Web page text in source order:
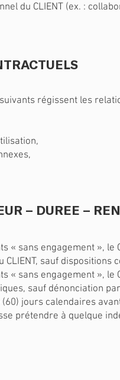
du CLIENT (ex. :
régissent les
– DUREE –
« sans engagement »,
sauf dispositions
« sans engagement »,
sauf dénonciation
jours calendaires
prétendre à quelque